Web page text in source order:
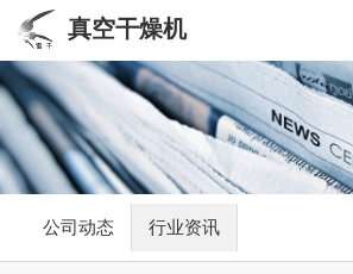
真空干燥机
公司动态 行业资讯